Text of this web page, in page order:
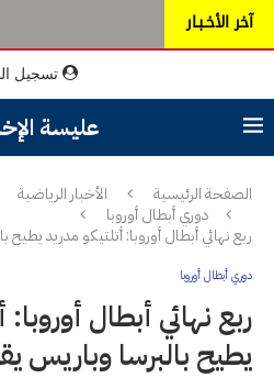
آخر الأخـبـار
تسجيل
عليسة
الصفحة الرئيسية الأخبار الرياضية
دوري أبطال أوروبا
ربع نهائي أبطال أوروبا: أتلتيكو مدريد
دوري أبطال أوروبا
ربع نهائي أبطال
يطيح بالبرسا وباريس